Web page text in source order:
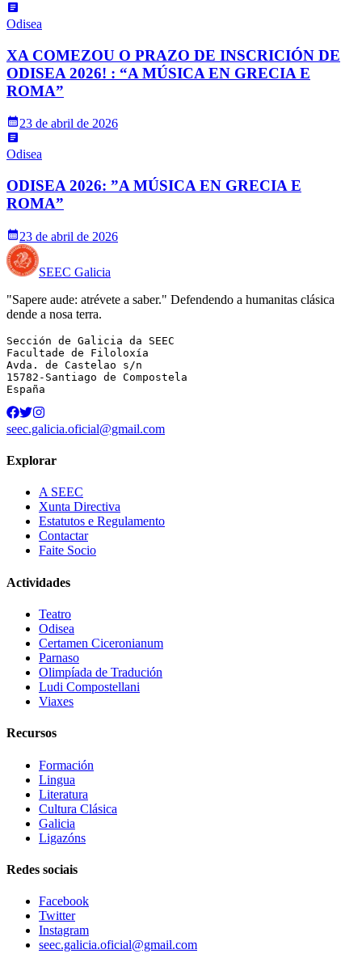
Odisea
XA COMEZOU O PRAZO DE INSCRICIÓN DE
ODISEA 2026! : “A MÚSICA EN GRECIA E
ROMA”
23 de abril de 2026
Odisea
ODISEA 2026: ”A MÚSICA EN GRECIA E
ROMA”
23 de abril de 2026
SEEC Galicia
"Sapere aude: atrévete a saber." Defendendo a humanitas clásica
dende a nosa terra.
Sección de Galicia da SEEC
Facultade de Filoloxía
Avda. de Castelao s/n
15782-Santiago de Compostela
España
seec.galicia.oficial@gmail.com
Explorar
A SEEC
Xunta Directiva
Estatutos e Regulamento
Contactar
Faite Socio
Actividades
Teatro
Odisea
Certamen Ciceronianum
Parnaso
Olimpíada de Tradución
Ludi Compostellani
Viaxes
Recursos
Formación
Lingua
Literatura
Cultura Clásica
Galicia
Ligazóns
Redes sociais
Facebook
Twitter
Instagram
seec.galicia.oficial@gmail.com